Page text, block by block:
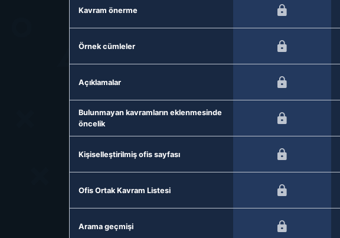
Kavram önerme
Örnek cümleler
Açıklamalar
Bulunmayan kavramların eklenmesinde
öncelik
Kişiselleştirilmiş ofis sayfası
Ofis Ortak Kavram Listesi
Arama geçmişi